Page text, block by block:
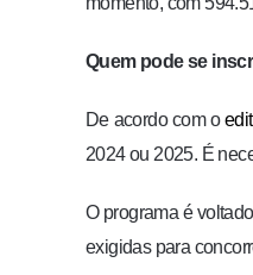
Quem pode se
De acordo com o
2024 ou 2025. É
O programa é
exigidas para